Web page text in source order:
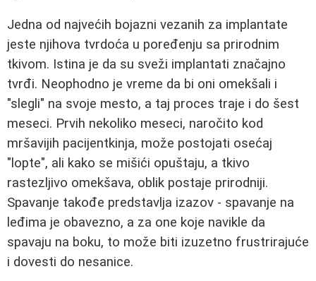
Jedna od najvećih bojazni vezanih za implantate
jeste njihova tvrdoća u poređenju sa prirodnim
tkivom. Istina je da su sveži implantati značajno
tvrđi. Neophodno je vreme da bi oni omekšali i
"slegli" na svoje mesto, a taj proces traje i do šest
meseci. Prvih nekoliko meseci, naročito kod
mršavijih pacijentkinja, može postojati osećaj
"lopte", ali kako se mišići opuštaju, a tkivo
rastezljivo omekšava, oblik postaje prirodniji.
Spavanje takođe predstavlja izazov - spavanje na
leđima je obavezno, a za one koje navikle da
spavaju na boku, to može biti izuzetno frustrirajuće
i dovesti do nesanice.